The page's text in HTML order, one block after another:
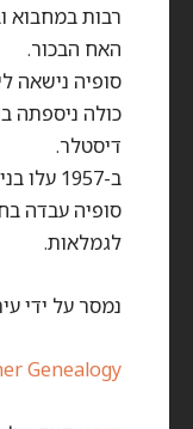
רבות במחבוא
האח הבכור.
סופיה נישאה
כולה ניספתה
דיסטלר.
ב-1957 עלו בני הזוג ארצה עם שני ילדיהם.
סופיה עבדה
לגמלאות.
נמסר על ידי
Genealogy